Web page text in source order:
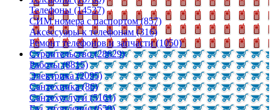
Телефоны (14537)
СИМ номера с паспортом (857)
Аксессуары к телефонам (316)
Ремонт телефонов и запчасти (1050)
Строительство (28629)
Работы (8815)
Электрика (2095)
Сантехника (86)
Сантехуслуги (5161)